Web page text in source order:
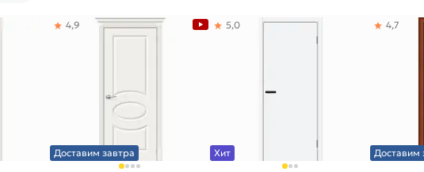
Доставим завтра
4,9
Хит
5,0
Доставим
4,7